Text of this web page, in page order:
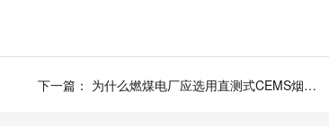
下一篇： 为什么燃煤电厂应选用直测式CEMS烟气在线监测系统